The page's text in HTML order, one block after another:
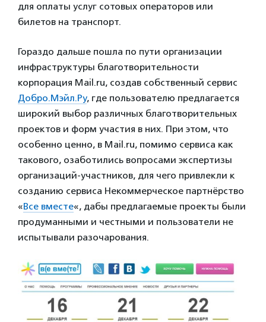
для оплаты услуг сотовых операторов или
билетов на транспорт.
Гораздо дальше пошла по пути организации
инфраструктуры благотворительности
корпорация Mail.ru, создав собственный сервис
Добро.Мэйл.Ру, где пользователю предлагается
широкий выбор различных благотворительных
проектов и форм участия в них. При этом, что
особенно ценно, в Mail.ru, помимо сервиса как
такового, озаботились вопросами экспертизы
организаций-участников, для чего привлекли к
созданию сервиса Некоммерческое партнёрство
«Все вместе«, дабы предлагаемые проекты были
продуманными и честными и пользователи не
испытывали разочарования.